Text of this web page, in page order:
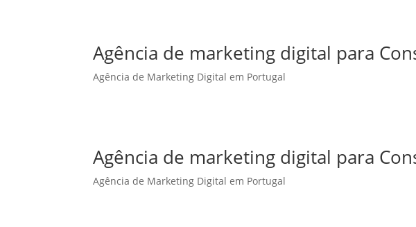
Agência de marketing digital para
Agência de Marketing Digital em Portugal
Agência de marketing digital para
Agência de Marketing Digital em Portugal